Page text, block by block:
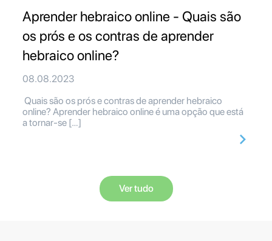
Aprender hebraico online - Quais são
os prós e os contras de aprender
hebraico online?
08.08.2023
Quais são os prós e contras de aprender hebraico
online? Aprender hebraico online é uma opção que está
a tornar-se […]
Ver tudo